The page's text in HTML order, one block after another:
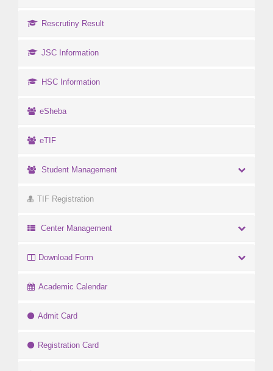
Rescrutiny Result
JSC Information
HSC Information
eSheba
eTIF
Student Management
TIF Registration
Center Management
Download Form
Academic Calendar
Admit Card
Registration Card